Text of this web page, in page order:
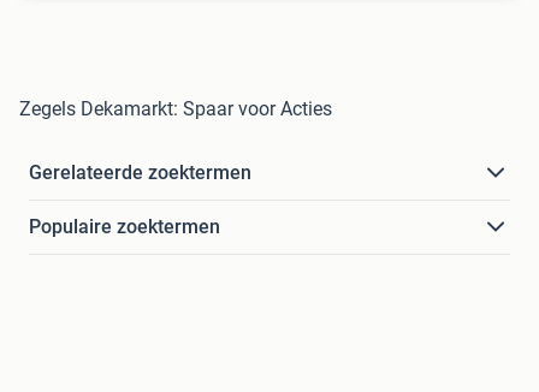
Zegels Dekamarkt: Spaar voor Acties
Gerelateerde zoektermen
Populaire zoektermen